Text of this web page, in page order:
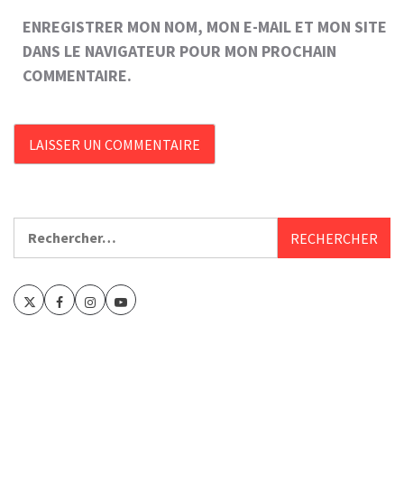
ENREGISTRER MON NOM, MON E-MAIL ET MON SITE
DANS LE NAVIGATEUR POUR MON PROCHAIN
COMMENTAIRE.
TwitterFacebookInstagramYoutube